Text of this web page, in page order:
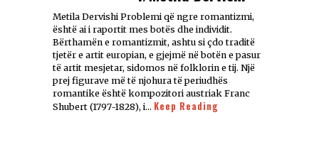
Metila Dervishi Problemi që ngre romantizmi,
është ai i raportit mes botës dhe individit.
Bërthamën e romantizmit, ashtu si çdo traditë
tjetër e artit europian, e gjejmë në botën e pasur
të artit mesjetar, sidomos në folklorin e tij. Një
prej figurave më të njohura të periudhës
romantike është kompozitori austriak Franc
Shubert (1797-1828), i… Keep Reading